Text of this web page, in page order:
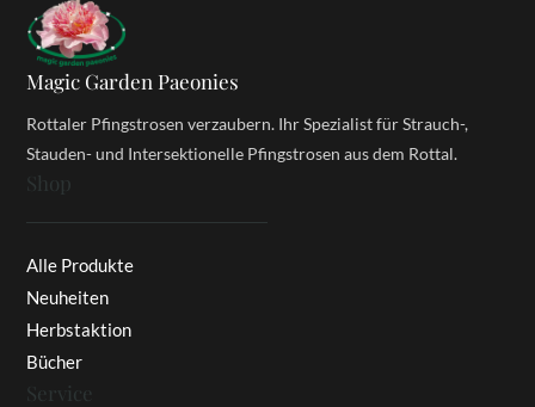
Magic Garden Paeonies
Rottaler Pfingstrosen verzaubern. Ihr Spezialist für Strauch-,
Stauden- und Intersektionelle Pfingstrosen aus dem Rottal.
Shop
Alle Produkte
Neuheiten
Herbstaktion
Bücher
Service